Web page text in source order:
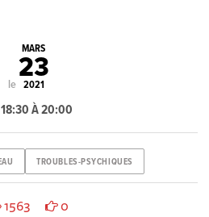
le
MARS
23
2021
18:30 À 20:00
TROUBLES-PSYCHIQUES
1563 0